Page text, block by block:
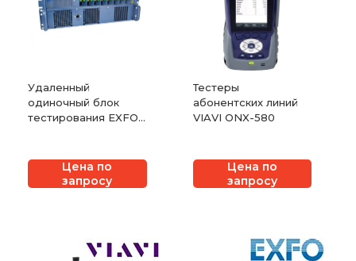
Удаленный
одиночный блок
тестирования EXFO
Цена по
запросу
Тестеры
абонентских линий
VIAVI ONX-580
Цена по
запросу